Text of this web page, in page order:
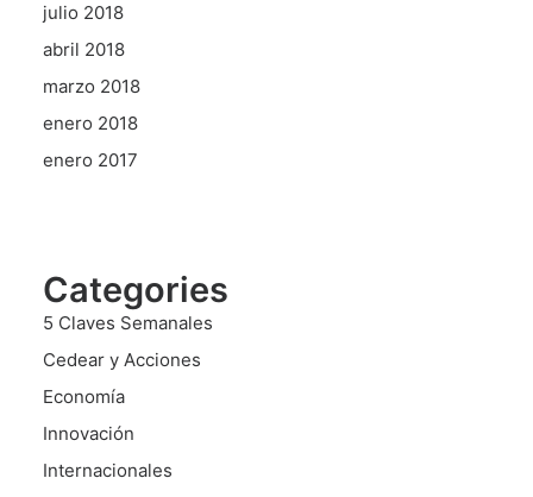
julio 2018
abril 2018
marzo 2018
enero 2018
enero 2017
Categories
5 Claves Semanales
Cedear y Acciones
Economía
Innovación
Internacionales